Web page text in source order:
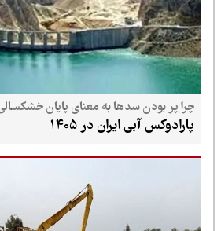
چرا پر بودن سدها به معنای پایان خشکسالی
پارادوکس آبی ایران در ۱۴۰۵